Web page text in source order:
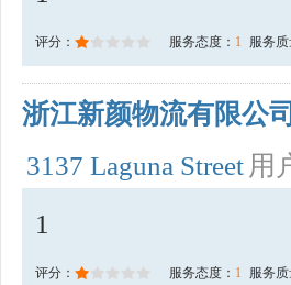
评分： 服务态度： 1 服务质
浙江新颜物流有限公司
3137 Laguna Street 用
1
评分： 服务态度： 1 服务质